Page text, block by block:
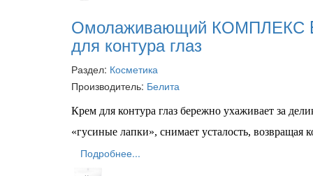
Омолаживающий КОМПЛЕКС
для контура глаз
Раздел: Косметика
Производитель: Белита
Крем для контура глаз бережно ухаживает за
«гусиные лапки», снимает усталость, возвращая
Подробнее...